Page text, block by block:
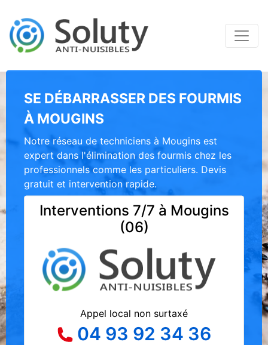
SE DÉBARRASSER DES FOURMIS
À MOUGINS
Notre réseau de techniciens à Mougins est
expert dans l'élimination des fourmis chez les
professionnels comme les particuliers. Devis
gratuit et intervention rapide.
Interventions 7/7 à Mougins
(06)
Appel local non surtaxé
04 93 92 34 36